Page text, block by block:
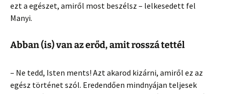
ezt a egészet, amiről most beszélsz – lelkesedett fel
Manyi.
Abban (is) van az erőd, amit rosszá tettél
– Ne tedd, Isten ments! Azt akarod kizárni, amiről ez az
egész történet szól. Eredendően mindnyájan teljesek